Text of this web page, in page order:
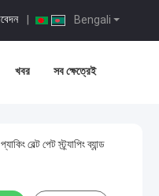
Bengali
খবর সব ক্ষেত্রেই
বেল্ট পেট স্ট্র্যাপিং ব্যান্ড